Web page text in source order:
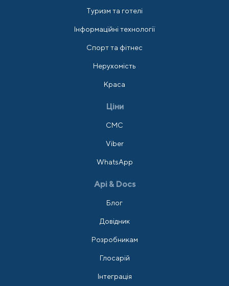
Туризм та готелі
Інформаційні технології
Спорт та фітнес
Нерухомість
Краса
Ціни
СМС
Viber
WhatsApp
Api & Docs
Блог
Довідник
Розробникам
Глосарій
Інтеграція